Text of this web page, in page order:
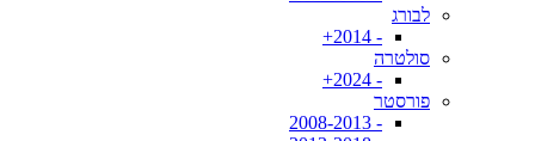
לבורג
- 2014+
סולטרה
- 2024+
פורסטר
- 2008-2013